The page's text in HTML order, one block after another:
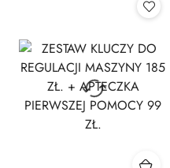
przed
obniżką